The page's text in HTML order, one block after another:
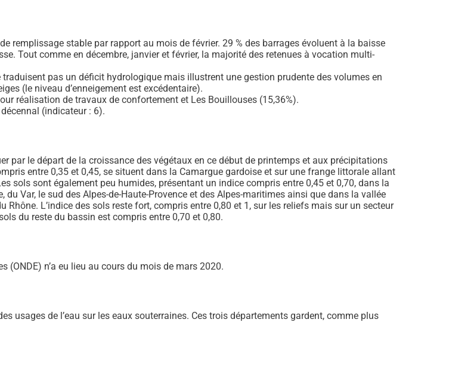
remplissage stable par rapport au mois de février. 29 % des barrages évoluent à la baisse
Tout comme en décembre, janvier et février, la majorité des retenues à vocation multi-
pas un déficit hydrologique mais illustrent une gestion prudente des volumes en
(le niveau d’enneigement est excédentaire).
réalisation de travaux de confortement et Les Bouillouses (15,36%).
(indicateur : 6).
par le départ de la croissance des végétaux en ce début de printemps et aux précipitations
entre 0,35 et 0,45, se situent dans la Camargue gardoise et sur une frange littorale allant
sols sont également peu humides, présentant un indice compris entre 0,45 et 0,70, dans la
du Var, le sud des Alpes-de-Haute-Provence et des Alpes-maritimes ainsi que dans la vallée
Rhône. L’indice des sols reste fort, compris entre 0,80 et 1, sur les reliefs mais sur un secteur
du reste du bassin est compris entre 0,70 et 0,80.
(ONDE) n’a eu lieu au cours du mois de mars 2020.
usages de l’eau sur les eaux souterraines. Ces trois départements gardent, comme plus